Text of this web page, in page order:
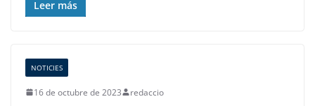
Leer más
NOTICIES
16 de octubre de 2023 redaccio